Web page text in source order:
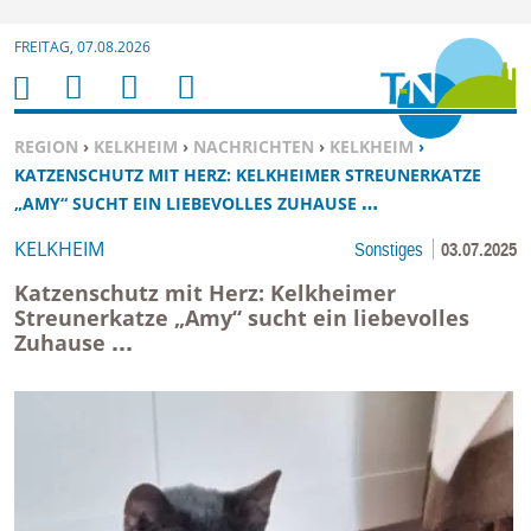
Zum Inhalt springen ↓
FREITAG, 07.08.2026
SIE BEFINDEN SICH HIER:
REGION › KELKHEIM › NACHRICHTEN › KELKHEIM ›
KATZENSCHUTZ MIT HERZ: KELKHEIMER STREUNERKATZE
„AMY“ SUCHT EIN LIEBEVOLLES ZUHAUSE …
KELKHEIM Sonstiges 03.07.2025
Katzenschutz mit Herz: Kelkheimer
Streunerkatze „Amy“ sucht ein liebevolles
Zuhause …
H
O
M
E
M
E
N
U
S
U
C
H
B
E
N
U
E
R
U
O